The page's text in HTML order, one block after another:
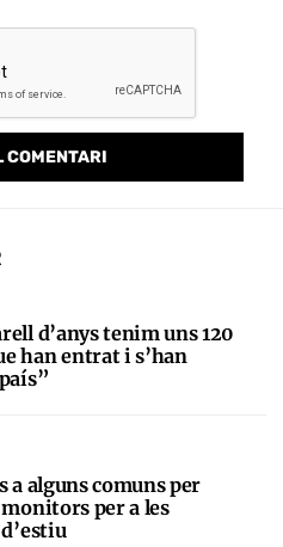
d’anys tenim uns 120
han entrat i s’han
a alguns comuns per
per a les